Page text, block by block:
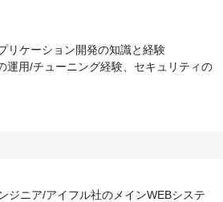
リケーション開発の知識と経験
運用/チューニング経験、セキュリティの
ジニア/アイフル社のメインWEBシステ